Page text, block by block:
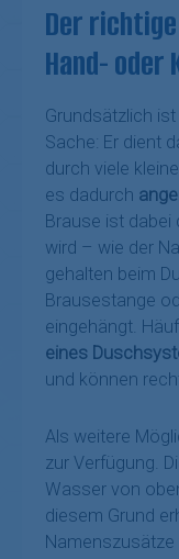
Der
Hand- oder
Grundsätzlich
Sache: Er dient
durch viele
es dadurch
Brause ist dabei
wird – wie der
gehalten beim
Brausestange
eingehängt.
eines
und können
Als weitere
zur Verfügung.
Wasser von
diesem Grund
Namenszusätze